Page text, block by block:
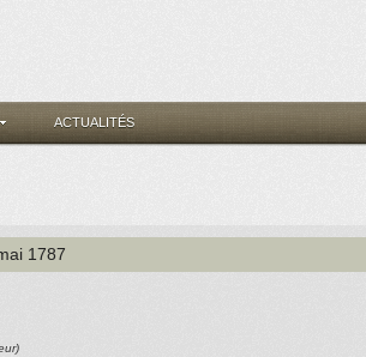
ACTUALITÉS
1787